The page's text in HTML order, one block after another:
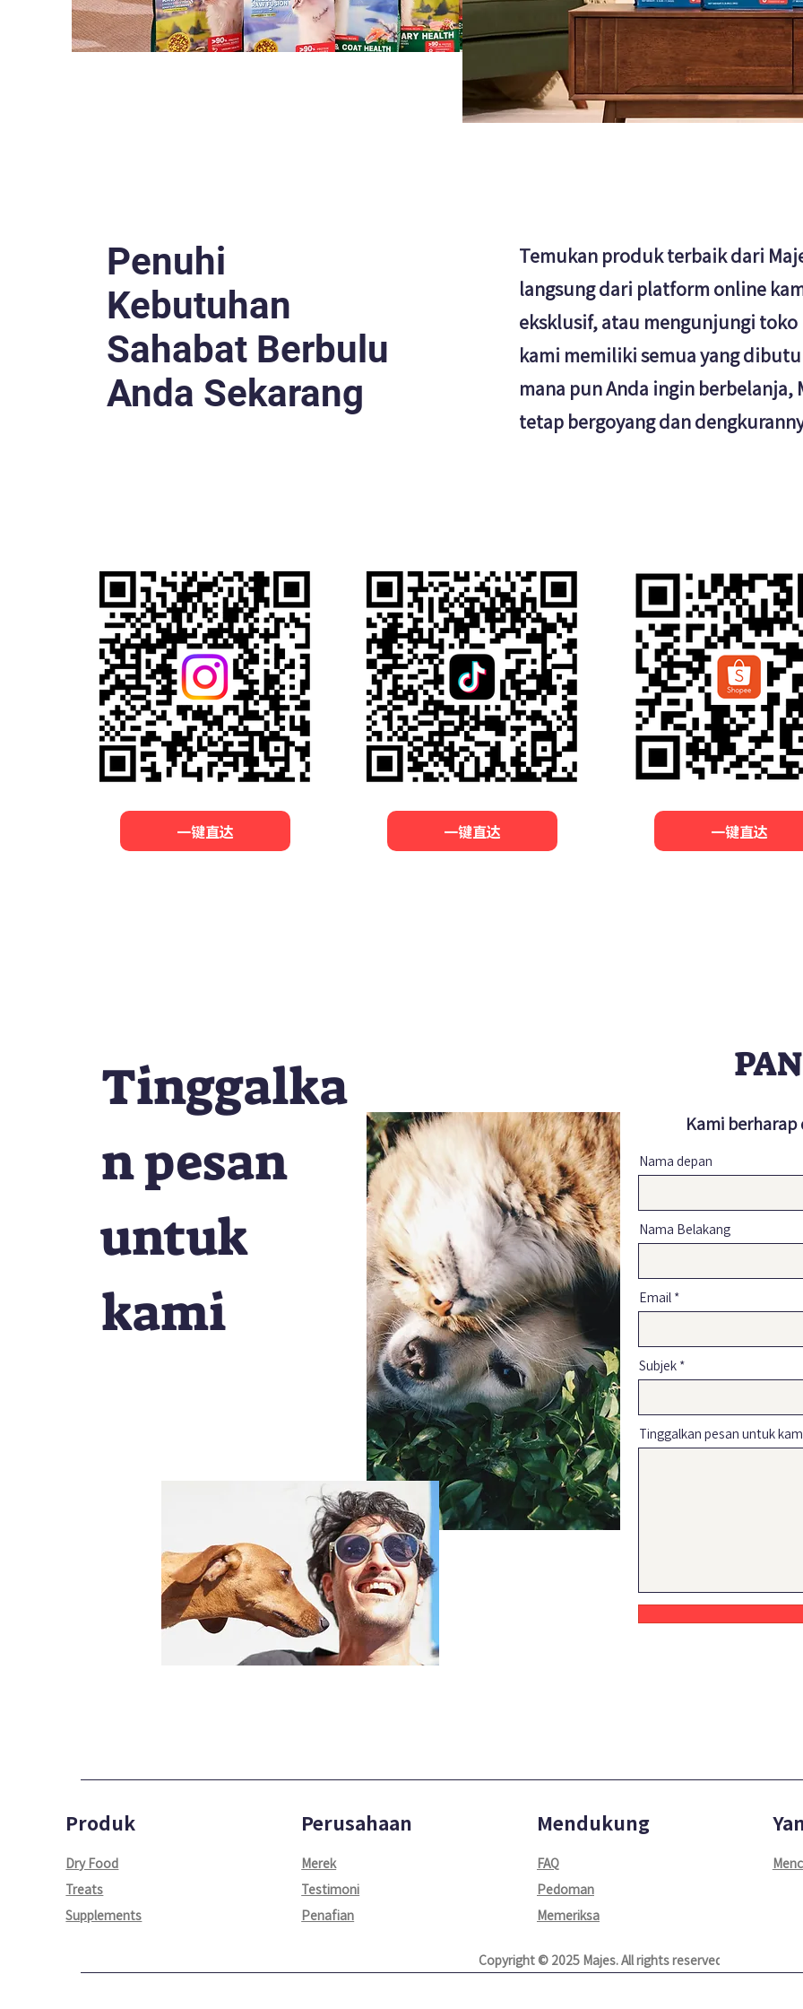
Penuhi
Kebutuhan
Sahabat Berbulu
Anda Sekarang
Temukan produk terbaik dari
langsung dari platform online
eksklusif, atau mengunjungi
kami memiliki semua yang
mana pun Anda ingin berbelanja,
tetap bergoyang dan
一键直达 一键直达 一键直达
Tinggalka
n pesan
untuk
kami
Kami
Nama depan
Nama Belakang
Email
Subjek
Tinggalkan pesan untuk
Produk
Dry Food
Treats
Supplements
Perusahaan
Merek
Testimoni​
Penafian
Mendukung
FAQ
Pedoman
Memeriksa
Copyright © 2025 Majes. All rights reserved.